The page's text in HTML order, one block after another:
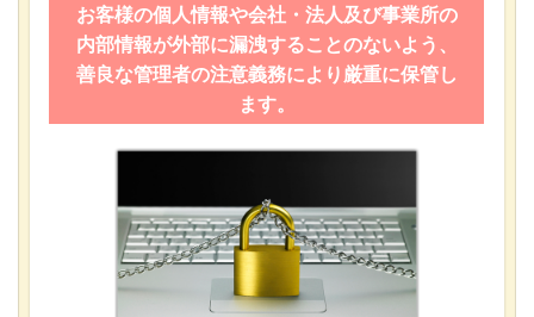
お客様の個人情報や会社・法人及び事業所の
内部情報が外部に漏洩することのないよう、
善良な管理者の注意義務により厳重に保管し
ます。